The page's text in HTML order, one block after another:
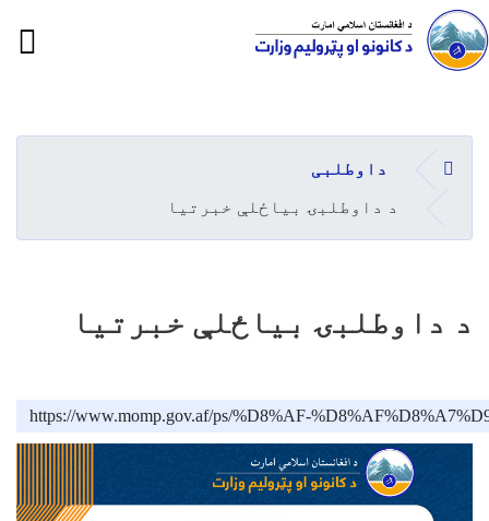
کورپاڼهداوطلبی
د داوطلبۍ بیاځلې خبرتیا
د داوطلبۍ بیاځلې خبرتیا
https://www.momp.gov.af/ps/%D8%AF-